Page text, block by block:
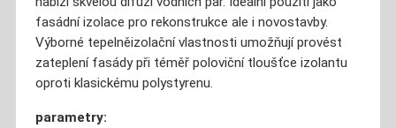
fasádní izolace pro rekonstrukce ale i novostavby.
Výborné tepelněizolační vlastnosti umožňují provést
zateplení fasády při téměř poloviční tloušťce izolantu
oproti klasickému polystyrenu.
parametry: